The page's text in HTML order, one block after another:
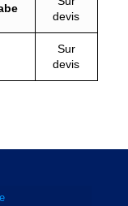
devis
Sur
devis